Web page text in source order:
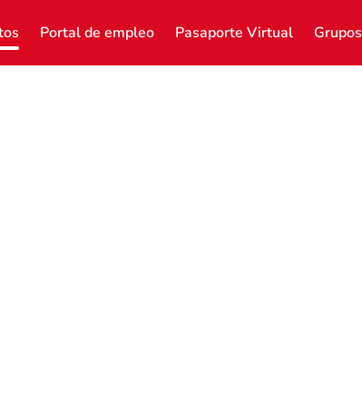
Portal de empleo Pasaporte Virtual Grupos